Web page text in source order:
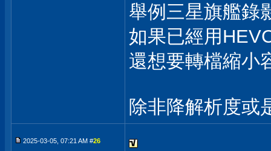
舉例三星旗艦錄
如果已經用
還想要轉檔縮小
除非降解析度或
2025-03-05, 07:21 AM #26